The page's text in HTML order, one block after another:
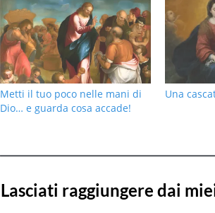
Metti il tuo poco nelle mani di
Dio… e guarda cosa accade!
Una
Lasciati raggiungere dai